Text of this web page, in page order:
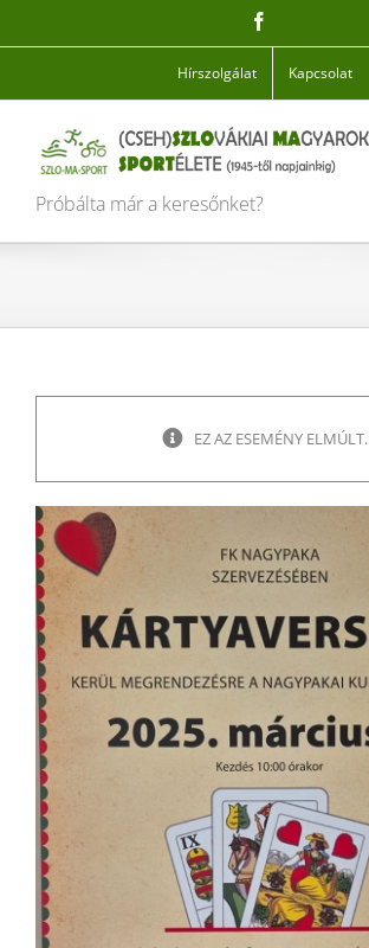
Hírszolgálat Kapcsolat
Próbálta már a keresőnket?
EZ AZ ESEMÉNY ELMÚLT.